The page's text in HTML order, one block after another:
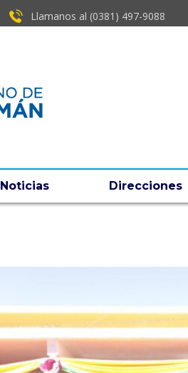
Llamanos al (0381) ​497-9088
Noticias Direcciones